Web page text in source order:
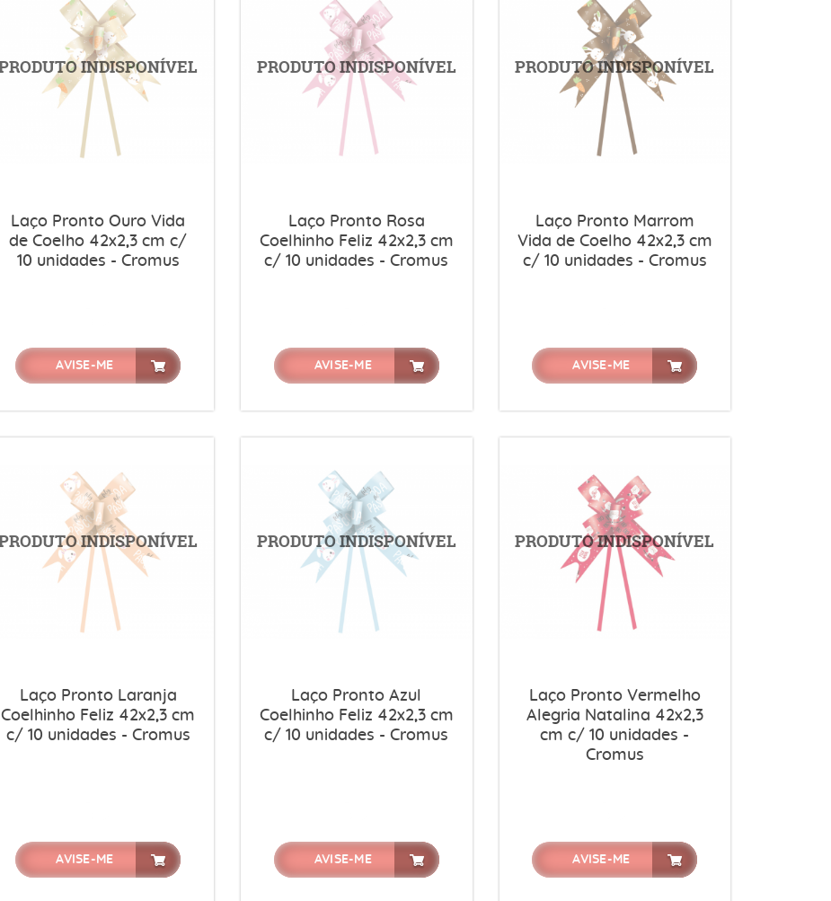
Laço Pronto Ouro Vida
de Coelho 42x2,3 cm c/
10 unidades - Cromus
AVISE-ME
Laço Pronto Rosa
Coelhinho Feliz 42x2,3 cm
c/ 10 unidades - Cromus
AVISE-ME
Laço Pronto Marrom
Vida de Coelho 42x2,3 cm
c/ 10 unidades - Cromus
AVISE-ME
Laço Pronto Laranja
Coelhinho Feliz 42x2,3 cm
c/ 10 unidades - Cromus
AVISE-ME
Laço Pronto Azul
Coelhinho Feliz 42x2,3 cm
c/ 10 unidades - Cromus
AVISE-ME
Laço Pronto Vermelho
Alegria Natalina 42x2,3
cm c/ 10 unidades -
Cromus
AVISE-ME